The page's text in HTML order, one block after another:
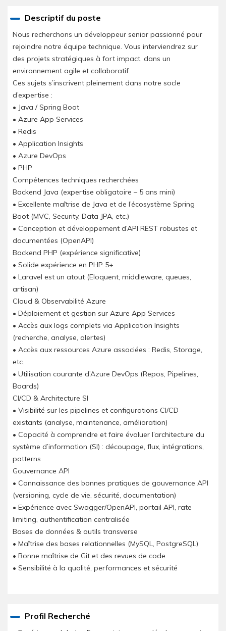
Descriptif du poste
Nous recherchons un développeur senior passionné pour
rejoindre notre équipe technique. Vous interviendrez sur
des projets stratégiques à fort impact, dans un
environnement agile et collaboratif.
Ces sujets s’inscrivent pleinement dans notre socle
d’expertise :
• Java / Spring Boot
• Azure App Services
• Redis
• Application Insights
• Azure DevOps
• PHP
Compétences techniques recherchées
Backend Java (expertise obligatoire – 5 ans mini)
• Excellente maîtrise de Java et de l’écosystème Spring
Boot (MVC, Security, Data JPA, etc.)
• Conception et développement d’API REST robustes et
documentées (OpenAPI)
Backend PHP (expérience significative)
• Solide expérience en PHP 5+
• Laravel est un atout (Eloquent, middleware, queues,
artisan)
Cloud & Observabilité Azure
• Déploiement et gestion sur Azure App Services
• Accès aux logs complets via Application Insights
(recherche, analyse, alertes)
• Accès aux ressources Azure associées : Redis, Storage,
etc.
• Utilisation courante d’Azure DevOps (Repos, Pipelines,
Boards)
CI/CD & Architecture SI
• Visibilité sur les pipelines et configurations CI/CD
existants (analyse, maintenance, amélioration)
• Capacité à comprendre et faire évoluer l’architecture du
système d’information (SI) : découpage, flux, intégrations,
patterns
Gouvernance API
• Connaissance des bonnes pratiques de gouvernance API
(versioning, cycle de vie, sécurité, documentation)
• Expérience avec Swagger/OpenAPI, portail API, rate
limiting, authentification centralisée
Bases de données & outils transverse
• Maîtrise des bases relationnelles (MySQL, PostgreSQL)
• Bonne maîtrise de Git et des revues de code
• Sensibilité à la qualité, performances et sécurité
Profil Recherché